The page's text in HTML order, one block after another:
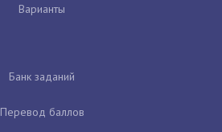
Варианты
Банк заданий
Перевод баллов